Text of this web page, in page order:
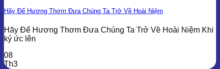
Hãy Để Hương Thơm Đưa Chúng Ta Trở Về Hoài Niệm
Hãy Để Hương Thơm Đưa Chúng Ta Trở Về Hoài Niệm Khi
ký ức lên
08
Th3